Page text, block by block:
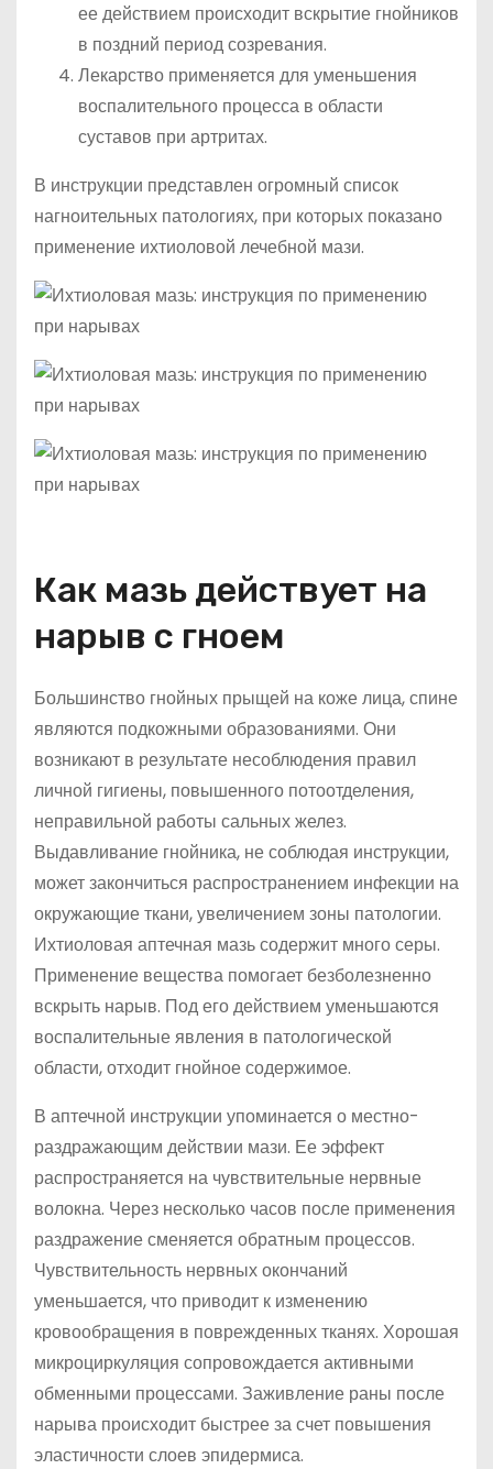
ее действием происходит вскрытие гнойников
в поздний период созревания.
Лекарство применяется для уменьшения
воспалительного процесса в области
суставов при артритах.
В инструкции представлен огромный список
нагноительных патологиях, при которых показано
применение ихтиоловой лечебной мази.
Как мазь действует на
нарыв с гноем
Большинство гнойных прыщей на коже лица, спине
являются подкожными образованиями. Они
возникают в результате несоблюдения правил
личной гигиены, повышенного потоотделения,
неправильной работы сальных желез.
Выдавливание гнойника, не соблюдая инструкции,
может закончиться распространением инфекции на
окружающие ткани, увеличением зоны патологии.
Ихтиоловая аптечная мазь содержит много серы.
Применение вещества помогает безболезненно
вскрыть нарыв. Под его действием уменьшаются
воспалительные явления в патологической
области, отходит гнойное содержимое.
В аптечной инструкции упоминается о местно-
раздражающим действии мази. Ее эффект
распространяется на чувствительные нервные
волокна. Через несколько часов после применения
раздражение сменяется обратным процессов.
Чувствительность нервных окончаний
уменьшается, что приводит к изменению
кровообращения в поврежденных тканях. Хорошая
микроциркуляция сопровождается активными
обменными процессами. Заживление раны после
нарыва происходит быстрее за счет повышения
эластичности слоев эпидермиса.